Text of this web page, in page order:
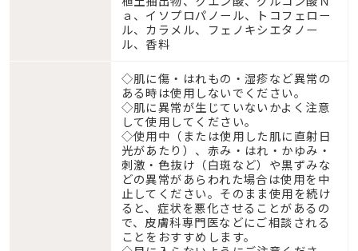
ａ、イソプロパノール、トコフェロー
ル、カラメル、フェノキシエタノー
ル、香料
◇肌に傷・はれもの・湿疹など異常の
ある時は使用しないでください。
◇肌に異常が生じていないかよく注意
して使用してください。
◇使用中（または使用した肌に直射日
光があたり）、赤み・はれ・かゆみ・
刺激・色抜け（白斑など）や黒ずみな
どの異常があらわれた場合は使用を中
止してください。そのまま使用を続け
ると、症状を悪化させることがあるの
で、皮膚科専門医などにご相談される
ことをおすすめします。